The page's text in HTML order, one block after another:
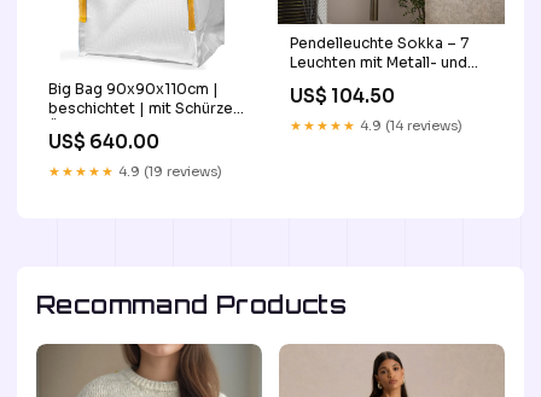
Big Bag 90x90x110cm |
beschichtet | mit Schürze
US$ 640.00
★★★★★ 4.9 (19 reviews)
Pendelleuchte Sokka – 7
Leuchten mit Metall- und
Glashauben in Braun
Stil:Braun
US$ 104.50
★★★★★ 4.9 (14 reviews)
Recommand Products